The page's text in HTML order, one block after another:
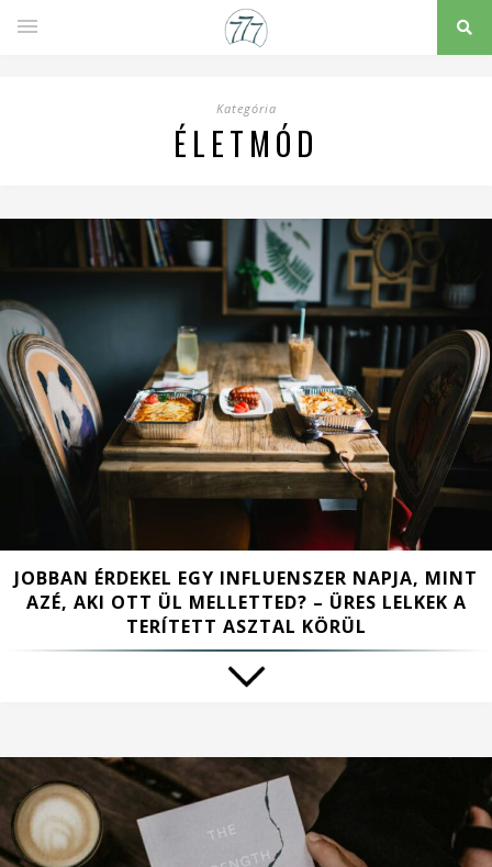
Kategória
ÉLETMÓD
JOBBAN ÉRDEKEL EGY INFLUENSZER NAPJA, MINT
AZÉ, AKI OTT ÜL MELLETTED? – ÜRES LELKEK A
TERÍTETT ASZTAL KÖRÜL